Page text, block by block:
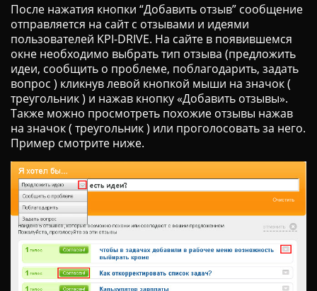
После нажатия кнопки “Добавить отзыв” сообщение
отправляется на сайт с отзывами и идеями
пользователей KPI-DRIVE. На сайте в появившемся
окне необходимо выбрать тип отзыва (предложить
идеи, сообщить о проблеме, поблагодарить, задать
вопрос ) кликнув левой кнопкой мыши на значок (
треугольник ) и нажав кнопку «Добавить отзывы».
Также можно просмотреть похожие отзывы нажав
на значок ( треугольник ) или проголосовать за него.
Пример смотрите ниже.